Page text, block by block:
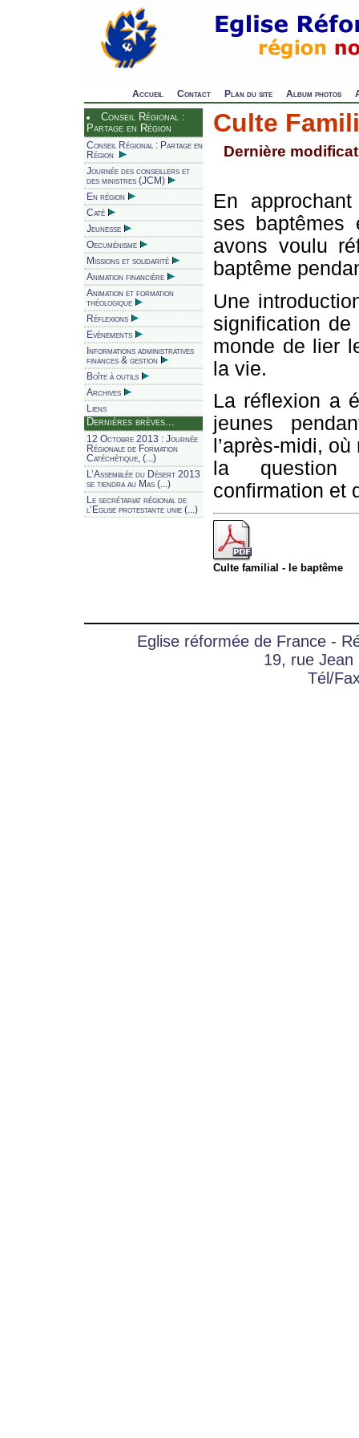
Accueil Contact Plan du site Album photos
Conseil Régional :
Partage en Région
Conseil Régional : Partage en
Région
Journée des conseillers et
des ministres (JCM)
En région
Caté
Jeunesse
Oecuménisme
Missions et solidarité
Animation financière
Animation et formation
théologique
Réflexions
Evènements
Informations administratives
finances & gestion
Boîte à outils
Archives
Liens
Dernières brèves...
12 Octobre 2013 : Journée
Régionale de Formation
Catéchétique, (...)
L’Assemblée du Désert 2013
se tiendra au Mas (...)
Le secrétariat régional de
l’Eglise protestante unie (...)
Culte
Dernière
En
ses baptêmes
avons voulu
baptême
Une
signification de
monde de lier
la vie.
La réflexion a
jeunes
l’après-midi,
la
confirmation et
Culte familial - le baptême
Eglise réformée de France -
19, rue Jean
Tél/